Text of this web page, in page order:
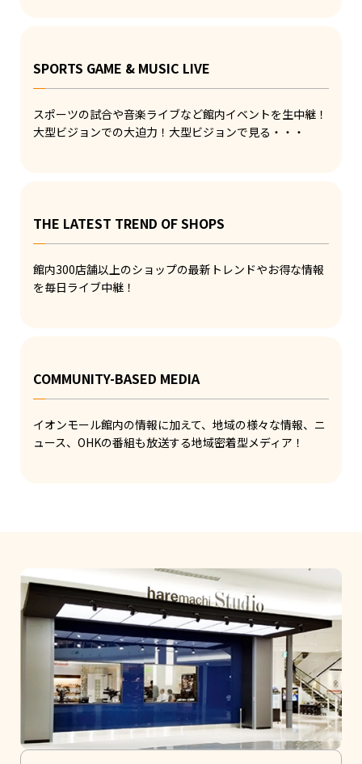
SPORTS GAME & MUSIC LIVE
スポーツの試合や音楽ライブなど館内イベントを生中継！
大型ビジョンでの大迫力！大型ビジョンで見る・・・
THE LATEST TREND OF SHOPS
館内300店舗以上のショップの最新トレンドやお得な情報
を毎日ライブ中継！
COMMUNITY-BASED MEDIA
イオンモール館内の情報に加えて、地域の様々な情報、ニ
ュース、OHKの番組も放送する地域密着型メディア！